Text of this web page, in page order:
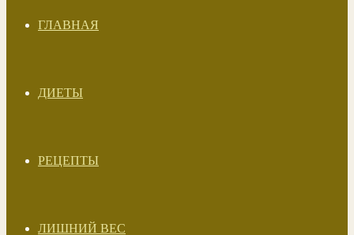
ГЛАВНАЯ
ДИЕТЫ
РЕЦЕПТЫ
ЛИШНИЙ ВЕС